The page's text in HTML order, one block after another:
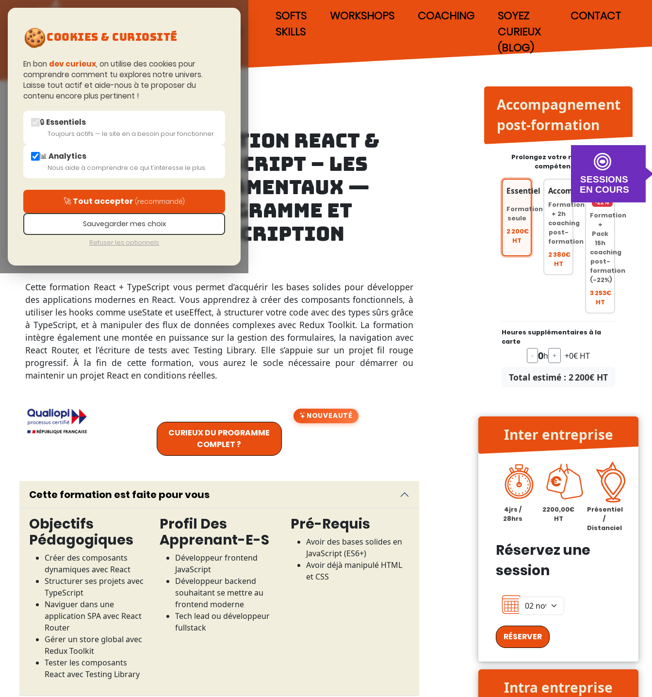
SESSIONS
EN COURS
🍪COOKIES & CURIOSITÉ
En bon dev curieux, on utilise des cookies pour
comprendre comment tu explores notre univers.
Laisse tout actif et aide-nous à te proposer du
contenu encore plus pertinent !
🔒 Essentiels
Toujours actifs — le site en a besoin pour fonctionner.
📊 Analytics
Nous aide à comprendre ce qui t'intéresse le plus.
🚀 Tout accepter (recommandé)
Sauvegarder mes choix
Refuser les optionnels
TECHNIQUES
SOFTS
SKILLS
WORKSHOPS COACHING
SOYEZ
CURIEUX
(BLOG)
CONTACT
Accueil > Excellence Technique
Accompagnement
post-formation
Prolongez votre montée en
compétences
Essentiel
Formation
seule
2 200€
HT
Accompagné
Formation
+ 2h
coaching
post-
formation
2 380€
HT
Premium
-22%
Formation
+
Pack
15h
coaching
post-
formation
(-22%)
3 253€
HT
Heures supplémentaires à la
carte
- 0h + +0€ HT
Total estimé : 2 200€ HT
Inter entreprise
4jrs /
28hrs
2200,00€
HT
Présentiel
/
Distanciel
Réservez une
session
RÉSERVER
Intra entreprise
FORMATION REACT &
TYPESCRIPT – LES
FONDAMENTAUX —
PROGRAMME ET
INSCRIPTION
Cette formation React + TypeScript vous permet d’acquérir les bases solides pour développer
des applications modernes en React. Vous apprendrez à créer des composants fonctionnels, à
utiliser les hooks comme useState et useEffect, à structurer votre code avec des types sûrs grâce
à TypeScript, et à manipuler des flux de données complexes avec Redux Toolkit. La formation
intègre également une montée en puissance sur la gestion des formulaires, la navigation avec
React Router, et l’écriture de tests avec Testing Library. Elle s’appuie sur un projet fil rouge
progressif. À la fin de cette formation, vous aurez le socle nécessaire pour démarrer ou
maintenir un projet React en conditions réelles.
CURIEUX DU PROGRAMME
COMPLET ?
NOUVEAUTÉ
Cette formation est faite pour vous
Objectifs
Pédagogiques
Créer des composants
dynamiques avec React
Structurer ses projets avec
TypeScript
Naviguer dans une
application SPA avec React
Router
Gérer un store global avec
Redux Toolkit
Tester les composants
React avec Testing Library
Profil Des
Apprenant-E-S
Développeur frontend
JavaScript
Développeur backend
souhaitant se mettre au
frontend moderne
Tech lead ou développeur
fullstack
Pré-Requis
Avoir des bases solides en
JavaScript (ES6+)
Avoir déjà manipulé HTML
et CSS